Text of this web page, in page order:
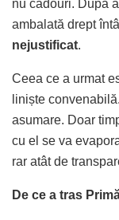
nu cadouri. După
ambalată drept
nejustificat.
Ceea ce a urmat
liniște
asumare. Doar
cu el se va
rar atât de
De ce a tras